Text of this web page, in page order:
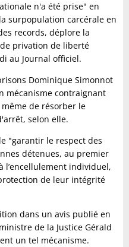
n'a été prise" en
surpopulation carcérale en
records, déplore la
privation de liberté
au Journal officiel.
Dominique Simonnot
mécanisme contraignant
de résorber le
selon elle.
"garantir le respect des
détenues, au premier
l’encellulement individuel,
de leur intégrité
dans un avis publié en
de la Justice Gérald
un tel mécanisme.